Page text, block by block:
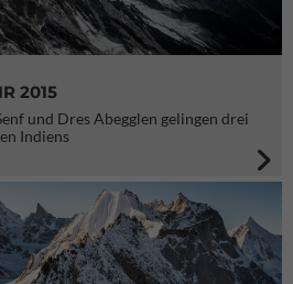
2015
und Dres Abegglen gelingen drei
Indiens